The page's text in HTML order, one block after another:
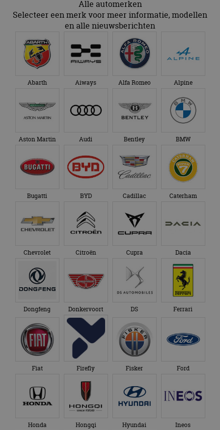
Alle automerken
Selecteer een merk voor meer informatie, modellen
en alle nieuwsberichten
Abarth Aiways Alfa Romeo Alpine
Aston Martin Audi Bentley BMW
Bugatti BYD Cadillac Caterham
Chevrolet Citroën Cupra Dacia
Dongfeng Donkervoort DS Ferrari
Fiat Firefly Fisker Ford
Honda Hongqi Hyundai Ineos